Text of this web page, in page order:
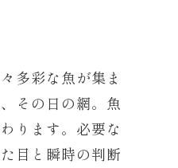
多彩な魚が集ま
その日の網。魚
ります。必要な
目と瞬時の判断